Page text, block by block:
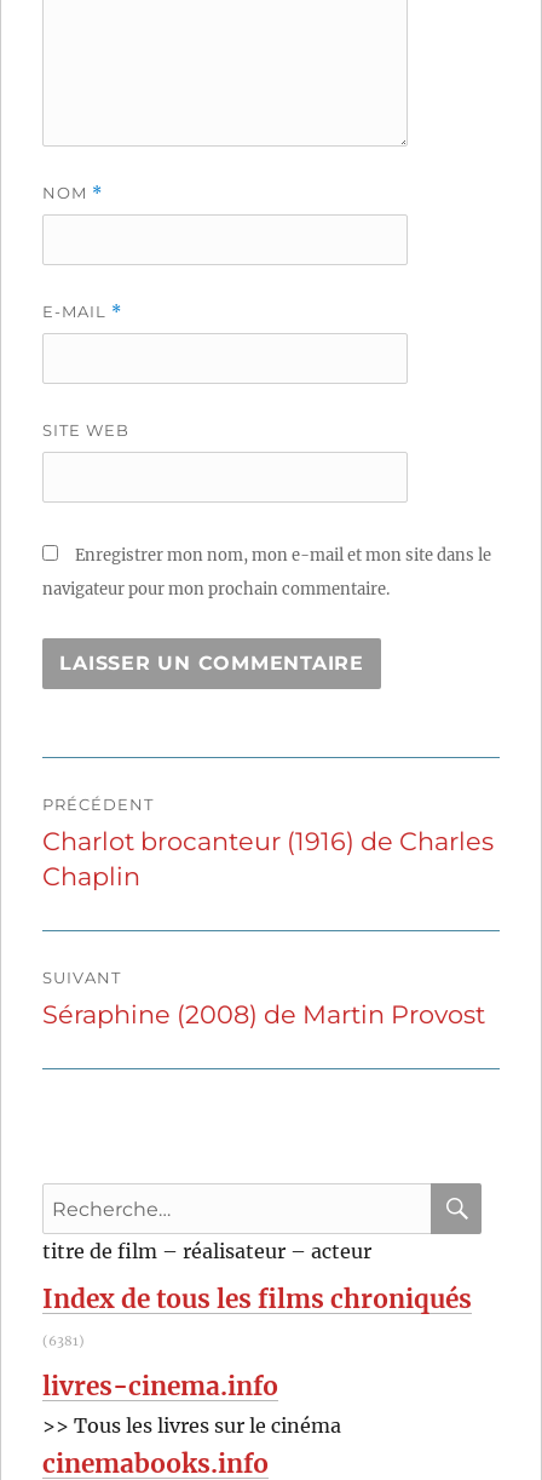
NOM *
E-MAIL *
SITE WEB
Enregistrer mon nom, mon e-mail et mon site dans le
navigateur pour mon prochain commentaire.
de
l’article
PRÉCÉDENT
Publication
précédente :
Charlot brocanteur (1916) de Charles
Chaplin
SUIVANT
Publication
Séraphine (2008) de Martin Provost
Recherche
pour
:
titre de film – réalisateur – acteur
Index de tous les films chroniqués
(6381)
livres-cinema.info
>> Tous les livres sur le cinéma
cinemabooks.info